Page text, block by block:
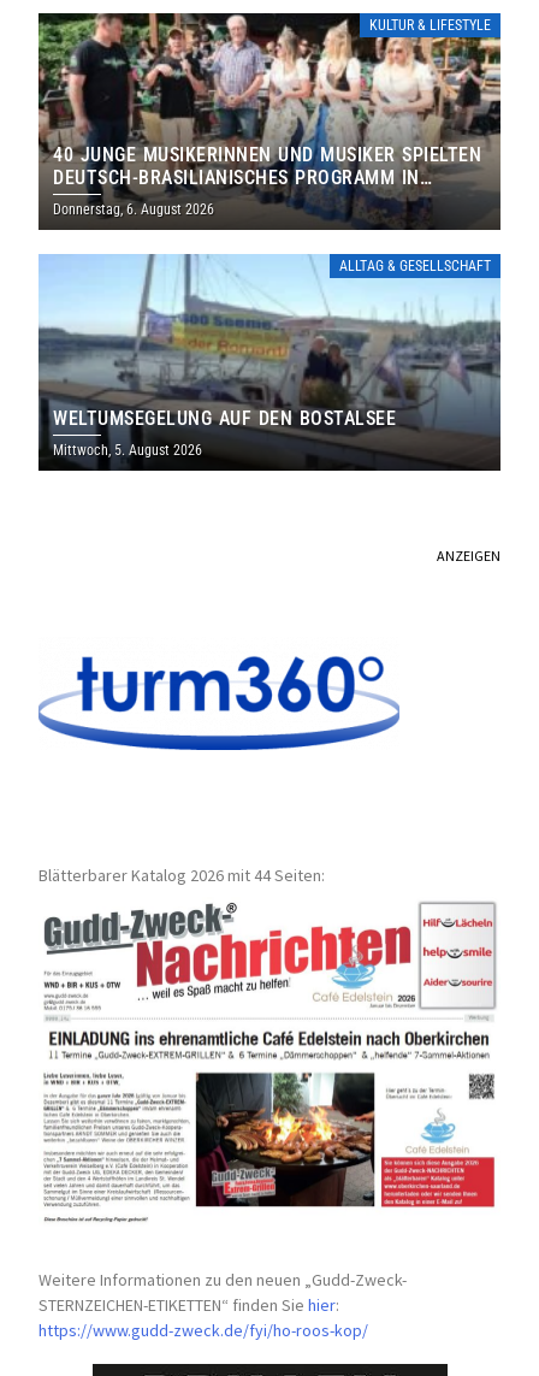
KULTUR & LIFESTYLE
40 JUNGE MUSIKERINNEN UND MUSIKER SPIELTEN
DEUTSCH-BRASILIANISCHES PROGRAMM IN
THOLEY
Donnerstag, 6. August 2026
ALLTAG & GESELLSCHAFT
WELTUMSEGELUNG AUF DEN BOSTALSEE
Mittwoch, 5. August 2026
ANZEIGEN
Blätterbarer Katalog 2026 mit 44 Seiten:
Weitere Informationen zu den neuen „Gudd-Zweck-
STERNZEICHEN-ETIKETTEN“ finden Siehier:
https://www.gudd-zweck.de/fyi/ho-roos-kop/